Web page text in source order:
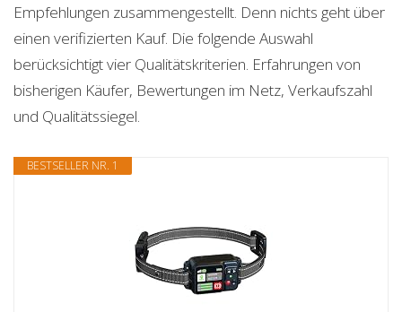
Empfehlungen zusammengestellt. Denn nichts geht über
einen verifizierten Kauf. Die folgende Auswahl
berücksichtigt vier Qualitätskriterien. Erfahrungen von
bisherigen Käufer, Bewertungen im Netz, Verkaufszahl
und Qualitätssiegel.
BESTSELLER NR. 1